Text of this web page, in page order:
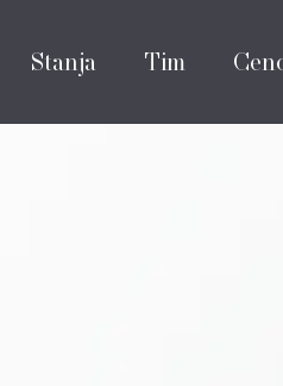
Stanja Tim